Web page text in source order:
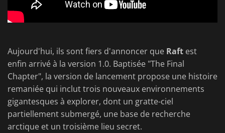
Aujourd'hui, ils sont fiers d'annoncer que Raft est
enfin arrivé à la version 1.0. Baptisée "The Final
Chapter", la version de lancement propose une histoire
remaniée qui inclut trois nouveaux environnements
gigantesques à explorer, dont un gratte-ciel
partiellement submergé, une base de recherche
arctique et un troisième lieu secret.